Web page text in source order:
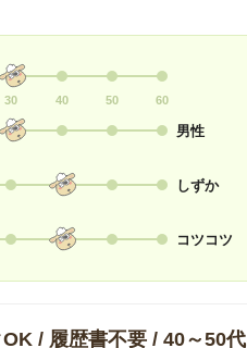
30 40 50 60
男性
しずか
コツコツ
/ 履歴書不要 / 40～50代